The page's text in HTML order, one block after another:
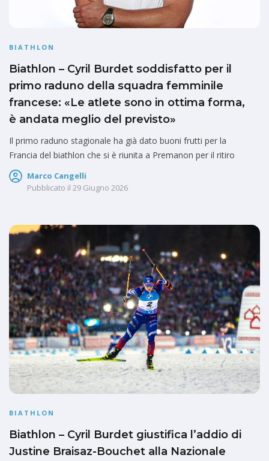
BIATHLON
Biathlon – Cyril Burdet soddisfatto per il
primo raduno della squadra femminile
francese: «Le atlete sono in ottima forma,
è andata meglio del previsto»
Il primo raduno stagionale ha già dato buoni frutti per la
Francia del biathlon che si è riunita a Premanon per il ritiro
Marco Cangelli
Pubblicato il 29 Giugno 2026
BIATHLON
Biathlon – Cyril Burdet giustifica l’addio di
Justine Braisaz-Bouchet alla Nazionale